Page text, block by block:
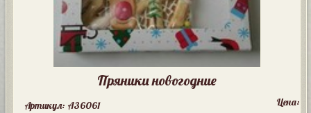
Пряники новогодние
Артикул: A36061 Цена: